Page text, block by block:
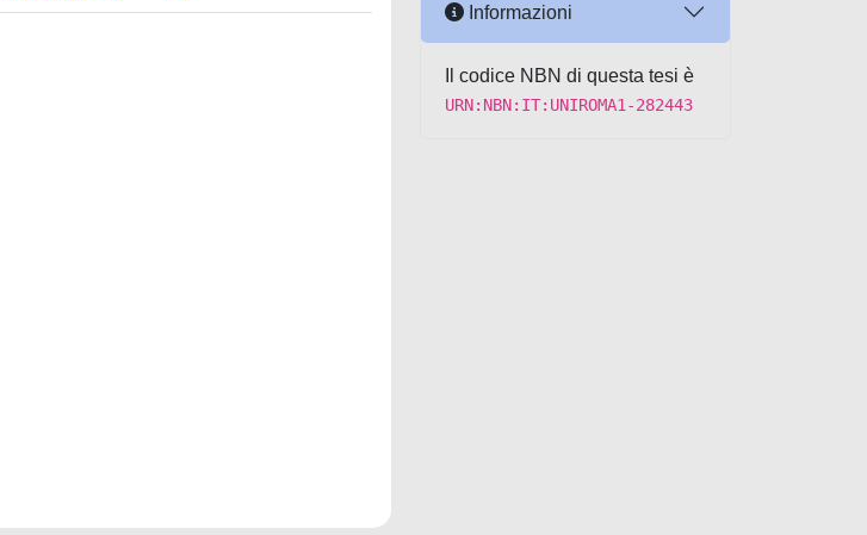
Informazioni
Il codice NBN di questa tesi è
URN:NBN:IT:UNIROMA1-282443